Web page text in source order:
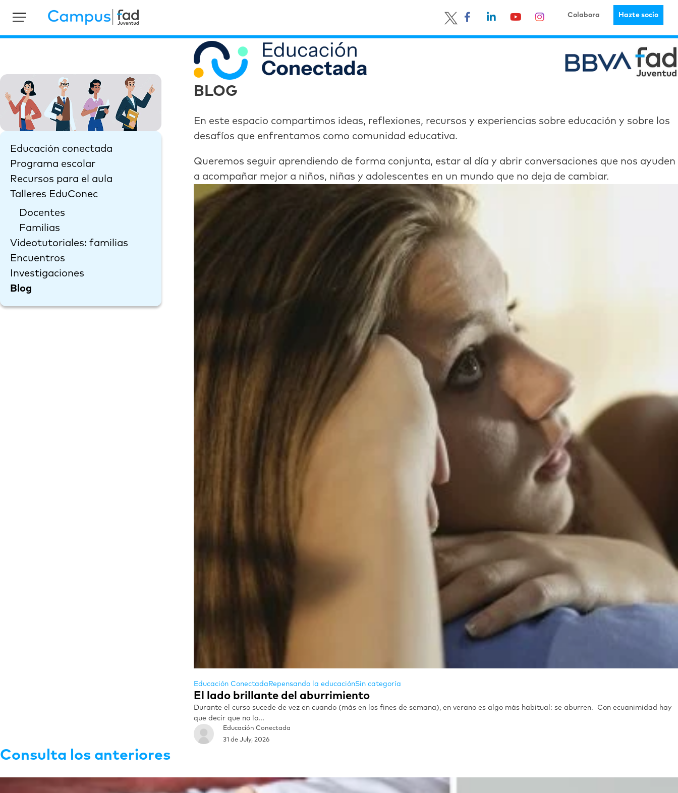
Colabora Hazte socio
Educación conectada
Programa escolar
Recursos para el aula
Talleres EduConec
Docentes
Familias
Videotutoriales: familias
Encuentros
Investigaciones
Blog
BLOG
En este espacio compartimos ideas, reflexiones, recursos y experiencias sobre educación y sobre los
desafíos que enfrentamos como comunidad educativa.
Queremos seguir aprendiendo de forma conjunta, estar al día y abrir conversaciones que nos ayuden
a acompañar mejor a niños, niñas y adolescentes en un mundo que no deja de cambiar.
Educación Conectada Repensando la educaciónSin categoría
El lado brillante del aburrimiento
Durante el curso sucede de vez en cuando (más en los fines de semana), en verano es algo más habitual: se aburren. Con ecuanimidad hay
que decir que no lo...
Educación Conectada
31 de July, 2026
Consulta los anteriores